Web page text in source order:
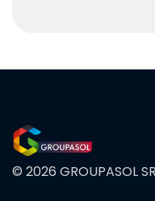
© 2026 GROUPASOL